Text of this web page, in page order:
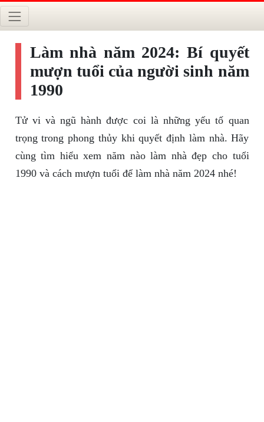
Làm nhà năm 2024: Bí quyết
mượn tuổi của người sinh năm
1990
Tử vi và ngũ hành được coi là những yếu tố quan
trọng trong phong thủy khi quyết định làm nhà. Hãy
cùng tìm hiểu xem năm nào làm nhà đẹp cho tuổi
1990 và cách mượn tuổi để làm nhà năm 2024 nhé!